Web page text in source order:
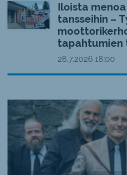
Iloista
tansseihin –
tapahtumien
28.7.2026 18:00